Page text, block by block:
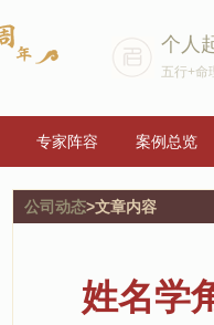
个人
五行+命
专家阵容 案例总览
公司动态>文章内容
姓名学